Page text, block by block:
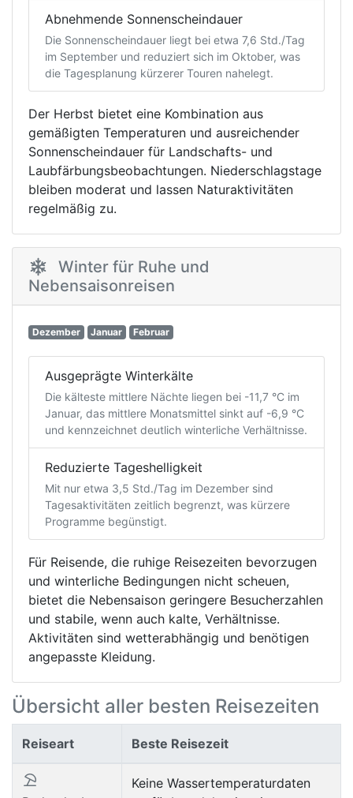
Abnehmende Sonnenscheindauer
Die Sonnenscheindauer liegt bei etwa 7,6 Std./Tag
im September und reduziert sich im Oktober, was
die Tagesplanung kürzerer Touren nahelegt.
Der Herbst bietet eine Kombination aus
gemäßigten Temperaturen und ausreichender
Sonnenscheindauer für Landschafts- und
Laubfärbungsbeobachtungen. Niederschlagstage
bleiben moderat und lassen Naturaktivitäten
regelmäßig zu.
Winter für Ruhe und
Nebensaisonreisen
Dezember Januar Februar
Ausgeprägte Winterkälte
Die kälteste mittlere Nächte liegen bei -11,7 °C im
Januar, das mittlere Monatsmittel sinkt auf -6,9 °C
und kennzeichnet deutlich winterliche Verhältnisse.
Reduzierte Tageshelligkeit
Mit nur etwa 3,5 Std./Tag im Dezember sind
Tagesaktivitäten zeitlich begrenzt, was kürzere
Programme begünstigt.
Für Reisende, die ruhige Reisezeiten bevorzugen
und winterliche Bedingungen nicht scheuen,
bietet die Nebensaison geringere Besucherzahlen
und stabile, wenn auch kalte, Verhältnisse.
Aktivitäten sind wetterabhängig und benötigen
angepasste Kleidung.
Übersicht aller besten Reisezeiten
Reiseart Beste Reisezeit
Keine Wassertemperaturdaten